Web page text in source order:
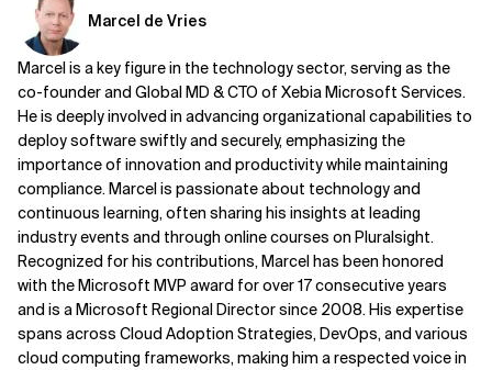
Marcel de Vries
Marcel is a key figure in the technology sector, serving as the
co-founder and Global MD & CTO of Xebia Microsoft Services.
He is deeply involved in advancing organizational capabilities to
deploy software swiftly and securely, emphasizing the
importance of innovation and productivity while maintaining
compliance. Marcel is passionate about technology and
continuous learning, often sharing his insights at leading
industry events and through online courses on Pluralsight.
Recognized for his contributions, Marcel has been honored
with the Microsoft MVP award for over 17 consecutive years
and is a Microsoft Regional Director since 2008. His expertise
spans across Cloud Adoption Strategies, DevOps, and various
cloud computing frameworks, making him a respected voice in